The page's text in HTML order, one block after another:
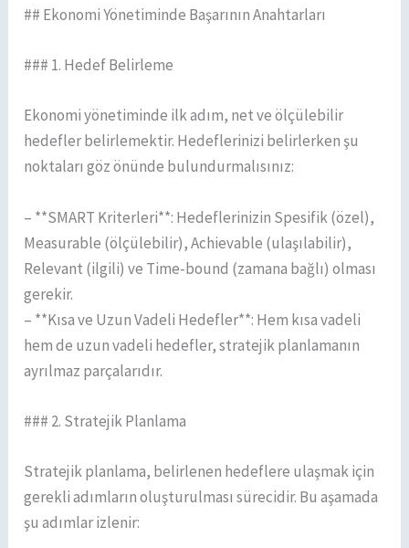
## Ekonomi Yönetiminde Başarının Anahtarları
### 1. Hedef Belirleme
Ekonomi yönetiminde ilk adım, net ve ölçülebilir
hedefler belirlemektir. Hedeflerinizi belirlerken şu
noktaları göz önünde bulundurmalısınız:
– **SMART Kriterleri**: Hedeflerinizin Spesifik (özel),
Measurable (ölçülebilir), Achievable (ulaşılabilir),
Relevant (ilgili) ve Time-bound (zamana bağlı) olması
gerekir.
– **Kısa ve Uzun Vadeli Hedefler**: Hem kısa vadeli
hem de uzun vadeli hedefler, stratejik planlamanın
ayrılmaz parçalarıdır.
### 2. Stratejik Planlama
Stratejik planlama, belirlenen hedeflere ulaşmak için
gerekli adımların oluşturulması sürecidir. Bu aşamada
şu adımlar izlenir: